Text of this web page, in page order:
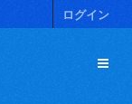
ログイン